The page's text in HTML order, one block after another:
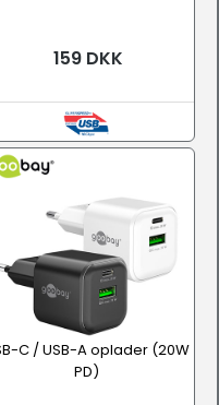
159 DKK
C / USB-A oplader (20W
PD)